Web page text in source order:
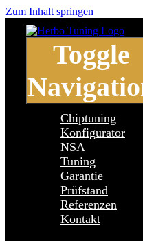
Zum Inhalt springen
Toggle
Chiptuning
Konfigurator
NSA
Tuning
Garantie
Prüfstand
Referenzen
Kontakt